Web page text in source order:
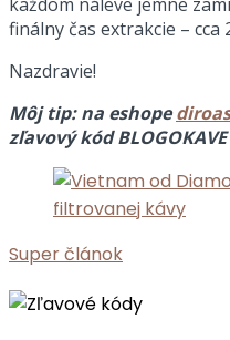
finálny čas extrakcie – cca
Nazdravie!
Môj tip: na eshope
zľavový kód
Super článok